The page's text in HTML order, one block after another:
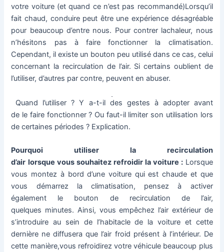
votre voiture (et quand ce n’est pas recommandé)Lorsqu’il
fait chaud, conduire peut être une expérience désagréable
pour beaucoup d’entre nous. Pour contrer lachaleur, nous
n’hésitons pas à faire fonctionner la climatisation.
Cependant, il existe un bouton peu utilisé dans ce cas, celui
concernant la recirculation de l’air. Si certains oublient de
l’utiliser, d’autres par contre, peuvent en abuser.
Quand l’utiliser ? Y a-t-il des gestes à adopter avant
de le faire fonctionner ? Ou faut-il limiter son utilisation lors
de certaines périodes ? Explication.
Pourquoi utiliser la recirculation
d’air lorsque vous souhaitez refroidir la voiture : Lorsque
vous montez à bord d’une voiture qui est chaude et que
vous démarrez la climatisation, pensez à activer
également le bouton de recirculation de l’air,
quelques minutes. Ainsi, vous empêchez l’air extérieur de
s’introduire au sein de l’habitacle de la voiture et cette
dernière ne diffusera que l’air froid présent à l’intérieur. De
cette manière,vous refroidirez votre véhicule beaucoup plus